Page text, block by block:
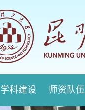
学科建设 师资队伍